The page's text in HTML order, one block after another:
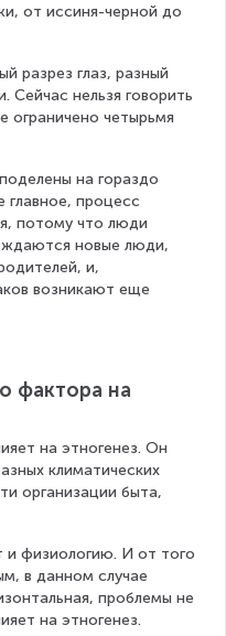
от иссиня-черной до
разрез глаз, разный
Сейчас нельзя говорить
ограничено четырьмя
на гораздо
главное, процесс
потому что люди
новые люди,
и,
возникают еще
фактора на
на этногенез. Он
климатических
организации быта,
физиологию. И от того
в данном случае
проблемы не
на этногенез.